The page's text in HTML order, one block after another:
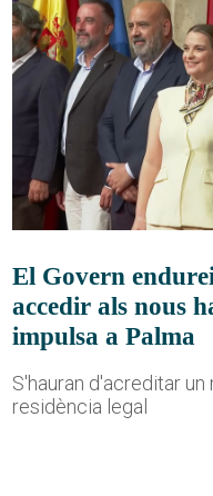
El Govern
accedir als nous
impulsa a Palma
S'hauran d'acreditar
residència legal